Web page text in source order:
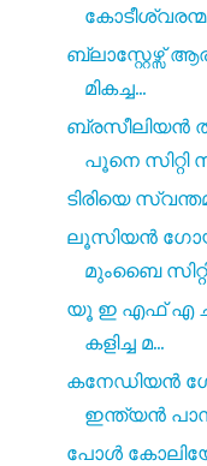
ബ്ലാസ്റ്റേഴ്സ്
മികച്ച...
ബ്രസീലിയൻ
പൂനെ സിറ്റി
ടിരിയെ
ലൂസിയൻ
മുംബൈ സിറ്റി
യൂ ഇ എഫ് എ
കളിച്ച മ...
കനേഡിയൻ
ഇന്ത്യൻ
പോൾ